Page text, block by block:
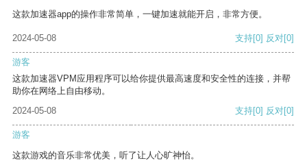
这款加速器app的操作非常简单，一键加速就能开启，非常方便。
2024-05-08 支持[0] 反对[0]
游客
这款加速器VPM应用程序可以给你提供最高速度和安全性的连接，并帮
助你在网络上自由移动。
2024-05-08
支持[0] 反对[0]
游客
这款游戏的音乐非常优美，听了让人心旷神怡。